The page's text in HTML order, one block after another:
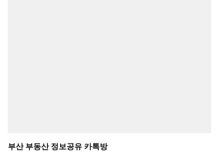
부산 부동산 정보공유 카톡방